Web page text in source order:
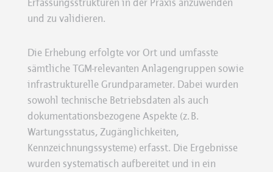
Erfassungsstrukturen in der Praxis anzuwenden
und zu validieren.
Die Erhebung erfolgte vor Ort und umfasste
sämtliche TGM-relevanten Anlagengruppen sowie
infrastrukturelle Grundparameter. Dabei wurden
sowohl technische Betriebsdaten als auch
dokumentationsbezogene Aspekte (z. B.
Wartungsstatus, Zugänglichkeiten,
Kennzeichnungssysteme) erfasst. Die Ergebnisse
wurden systematisch aufbereitet und in ein